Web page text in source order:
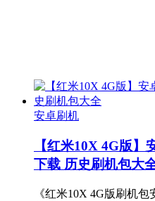
安卓刷机
【红米10X 4G版
下载 历史刷机包大
《红米10X 4G版刷机